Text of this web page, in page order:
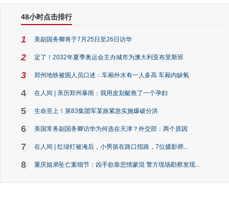
48小时点击排行
1 美副国务卿将于7月25日至26日访华
2 定了！2032年夏季奥运会主办城市为澳大利亚布里斯班
3 郑州地铁被困人员口述：车厢外水有一人多高 车厢内缺氧
4 在人间 | 亲历郑州暴雨：我用皮划艇救了一个孕妇
5 生命至上！第83集团军某旅紧急实施爆破分洪
6 美国常务副国务卿访华为何选在天津？外交部：两个原因
7 在人间 | 红绿灯被淹后，小男孩在路口指路，7位摄影师...
8 重庆姐弟坠亡案细节：凶手欲靠悲情蒙混 警方现场勘察发现...